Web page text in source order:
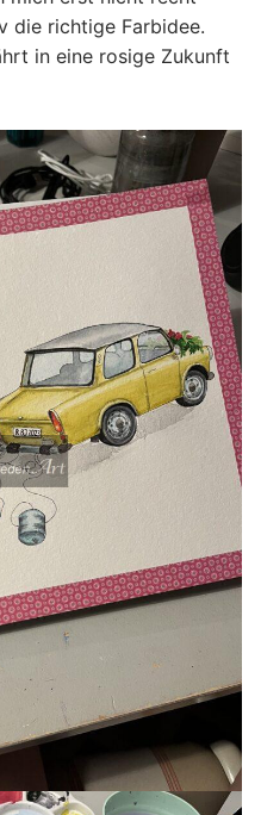
die richtige Farbidee.
in eine rosige Zukunft